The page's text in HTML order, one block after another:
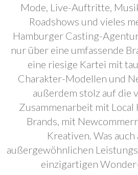
Mode, Live-Auftritte,
Roadshows und vieles
Hamburger Casting-
nur über eine umfassende
eine riesige Kartei mit
Charakter-Modellen und
außerdem stolz auf die
Zusammenarbeit mit Local
Brands, mit
Kreativen. Was
außergewöhnlichen
einzigartigen